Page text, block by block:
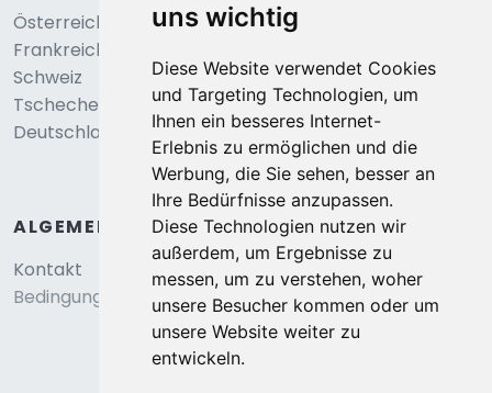
uns wichtig
Diese Website verwendet Cookies
und Targeting Technologien, um
Ihnen ein besseres Internet-
Erlebnis zu ermöglichen und die
Werbung, die Sie sehen, besser an
Ihre Bedürfnisse anzupassen.
Diese Technologien nutzen wir
außerdem, um Ergebnisse zu
messen, um zu verstehen, woher
unsere Besucher kommen oder um
unsere Website weiter zu
entwickeln.
Österreich
Frankreich
Schweiz
Tschechei
Deutschland
ALGEMEIN
Kontakt
Bedingungen und konditionen